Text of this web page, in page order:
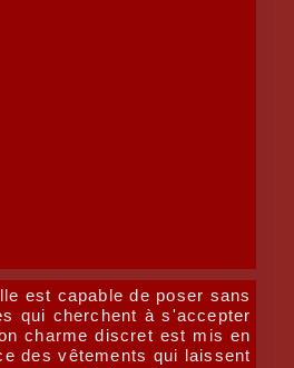
est capable de poser sans
qui cherchent à s'accepter
charme discret est mis en
des vêtements qui laissent